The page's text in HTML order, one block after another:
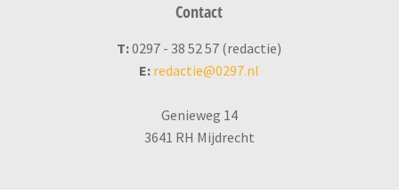
Contact
T:0297 - 38 52 57 (redactie)
E: redactie@0297.nl
Genieweg 14
3641 RH Mijdrecht